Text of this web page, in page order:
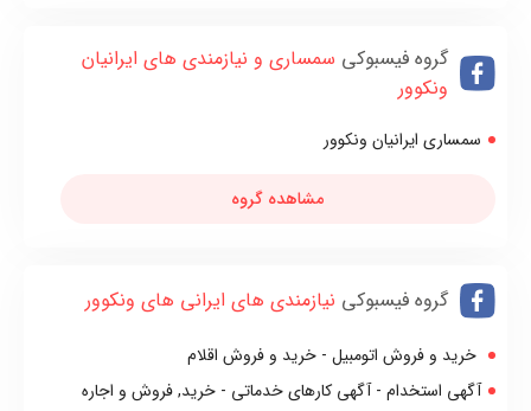
گروه فیسبوکی سمساری و نیازمندی های ایرانیان
ونکوور
سمساری ایرانیان ونکوور
مشاهده گروه
گروه فیسبوکی نيازمندی های ايرانی های ونکوور
خرید و فروش اتومبیل - خرید و فروش اقلام
آگهی استخدام - آگهی کارهای خدماتی - خرید, فروش و اجاره